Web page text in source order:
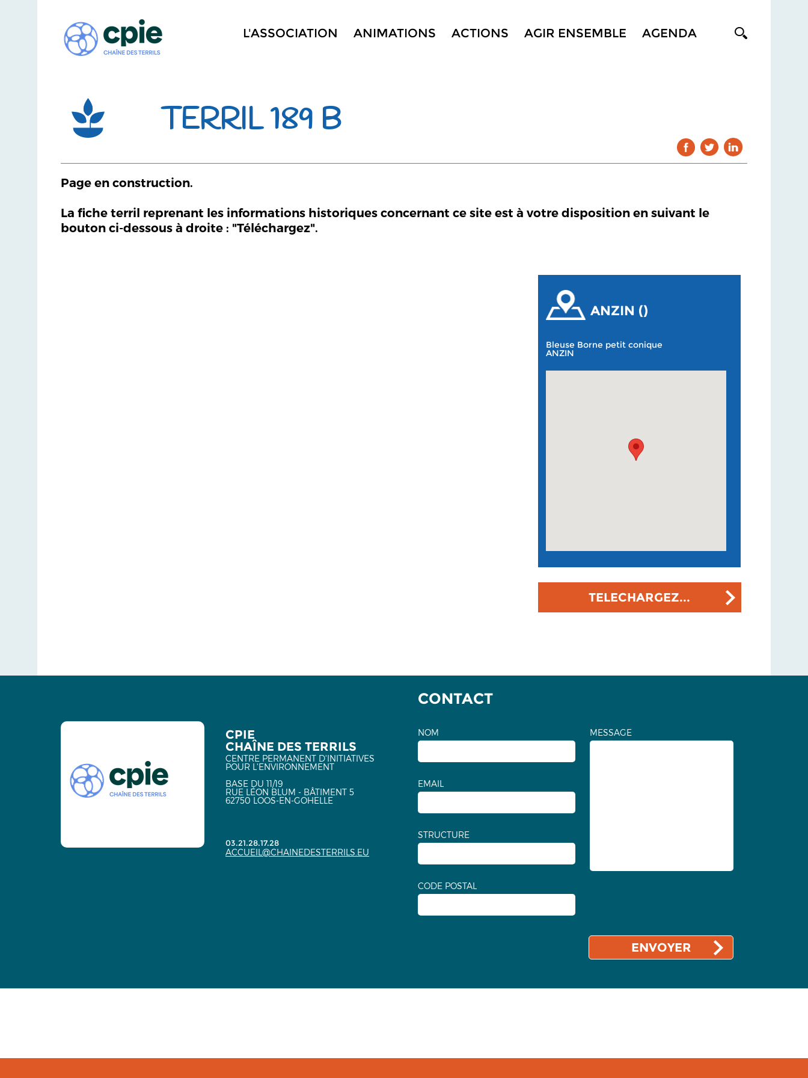
L'ASSOCIATION ANIMATIONS ACTIONS AGIR ENSEMBLE AGENDA
TERRIL 189 B
Page en construction.
La fiche terril reprenant les informations historiques concernant ce site est à votre disposition en suivant le
bouton ci-dessous à droite : "Téléchargez".
ANZIN ()
Bleuse Borne petit conique
ANZIN
TELECHARGEZ...
CPIE
CHAÎNE DES TERRILS
CENTRE PERMANENT D'INITIATIVES
POUR L'ENVIRONNEMENT
BASE DU 11/19
RUE LÉON BLUM - BÂTIMENT 5
62750 LOOS-EN-GOHELLE
03.21.28.17.28
ACCUEIL@CHAINEDESTERRILS.EU
CONTACT
NOM
EMAIL
STRUCTURE
CODE POSTAL
MESSAGE